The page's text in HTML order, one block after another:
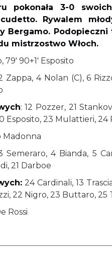
pokonała 3-0
Rywalem
Bergamo.
mistrzostwo Włoch.
79' 90+1' Esposito
Zappa, 4 Nolan (C), 6
: 12 Pozzer, 21
Esposito, 23 Mulattieri, 24
Madonna
Semeraro, 4 Bianda, 5
21 Darboe
24 Cardinali, 13
22 Nigro, 23 Buttaro, 25
Rossi